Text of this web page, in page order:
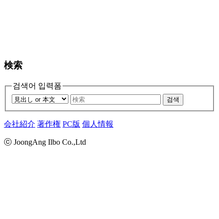
検索
검색어 입력폼
검색
会社紹介 著作権 PC版 個人情報
ⓒ JoongAng Ilbo Co.,Ltd